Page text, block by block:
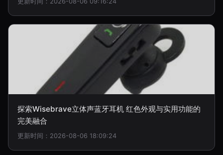
探索Wisebrave立体声蓝牙耳机 红色外观与实用功能的
完美融合
更新时间：2026-08-06 18:09:24